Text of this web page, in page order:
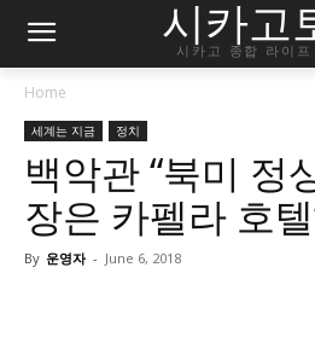
시카고
시카고 종합 라이프
Home
세계는 지금 정치
백악관 “북미 정
장은 카펠라 호
By 운영자 - June 6, 2018